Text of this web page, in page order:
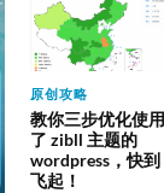
原创攻略
教你三步优化使用
了 zibll 主题的
wordpress，快到
飞起！